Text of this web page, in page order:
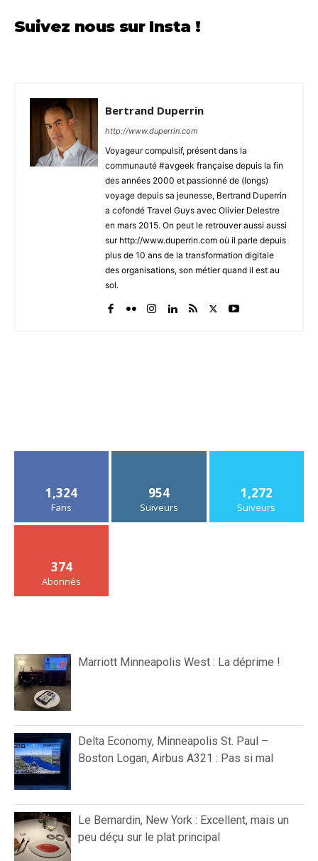
Suivez nous sur Insta !
Bertrand Duperrin
http://www.duperrin.com
Voyageur compulsif, présent dans la
communauté #avgeek française depuis la fin
des années 2000 et passionné de (longs)
voyage depuis sa jeunesse, Bertrand Duperrin
a cofondé Travel Guys avec Olivier Delestre
en mars 2015. On peut le retrouver aussi aussi
sur http://www.duperrin.com où il parle depuis
plus de 10 ans de la transformation digitale
des organisations, son métier quand il est au
sol.
1,324
Fans
954
Suiveurs
1,272
Suiveurs
374
Abonnés
Marriott Minneapolis West : La déprime !
Delta Economy, Minneapolis St. Paul –
Boston Logan, Airbus A321 : Pas si mal
Le Bernardin, New York : Excellent, mais un
peu déçu sur le plat principal